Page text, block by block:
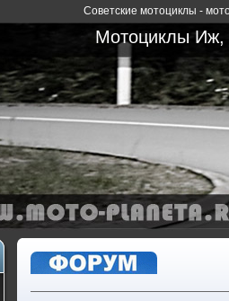
Советские мотоциклы -
Мотоциклы Иж,